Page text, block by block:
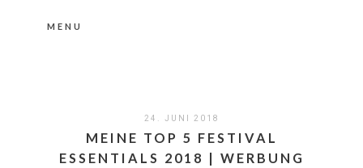
MENU
24. JUNI 2018
MEINE TOP 5 FESTIVAL
ESSENTIALS 2018 | WERBUNG